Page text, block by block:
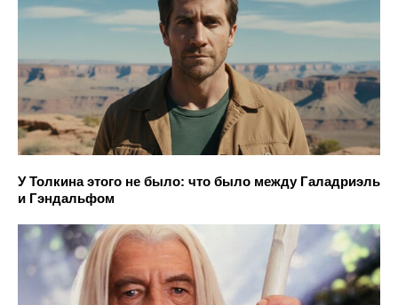
У Толкина этого не было: что было между Галадриэль
и Гэндальфом